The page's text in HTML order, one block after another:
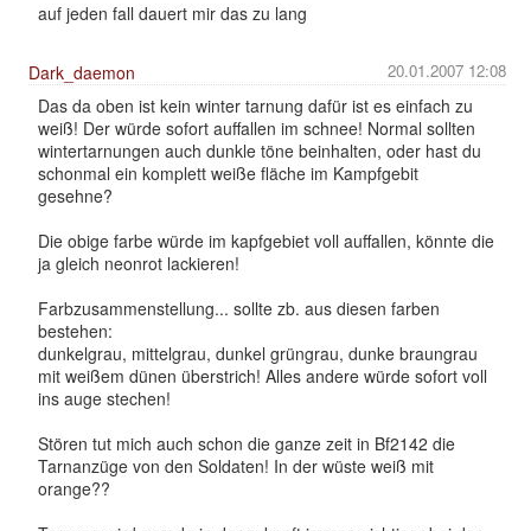
auf jeden fall dauert mir das zu lang
20.01.2007 12:08
Dark_daemon
Das da oben ist kein winter tarnung dafür ist es einfach zu
weiß! Der würde sofort auffallen im schnee! Normal sollten
wintertarnungen auch dunkle töne beinhalten, oder hast du
schonmal ein komplett weiße fläche im Kampfgebit
gesehne?
Die obige farbe würde im kapfgebiet voll auffallen, könnte die
ja gleich neonrot lackieren!
Farbzusammenstellung... sollte zb. aus diesen farben
bestehen:
dunkelgrau, mittelgrau, dunkel grüngrau, dunke braungrau
mit weißem dünen überstrich! Alles andere würde sofort voll
ins auge stechen!
Stören tut mich auch schon die ganze zeit in Bf2142 die
Tarnanzüge von den Soldaten! In der wüste weiß mit
orange??